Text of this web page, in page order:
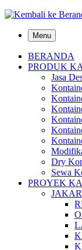
Menu
BERANDA
PRODUK
Jasa
Dry
Sewa
PROYEK